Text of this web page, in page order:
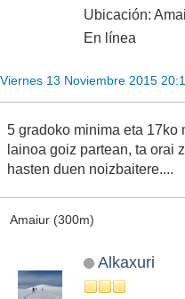
Ubicación:
En línea
Viernes 13 Noviembre 2015
5 gradoko minima eta 17ko
lainoa goiz partean, ta orai
hasten duen noizbaitere....
Amaiur (300m)
Alkaxuri